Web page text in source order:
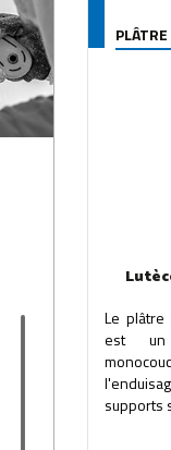
Le plâtre
est un
supports